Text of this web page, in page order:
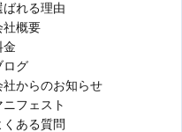
ばれる理由
社概要
金
ログ
社からのお知らせ
ニフェスト
くある質問